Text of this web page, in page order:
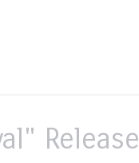
Release